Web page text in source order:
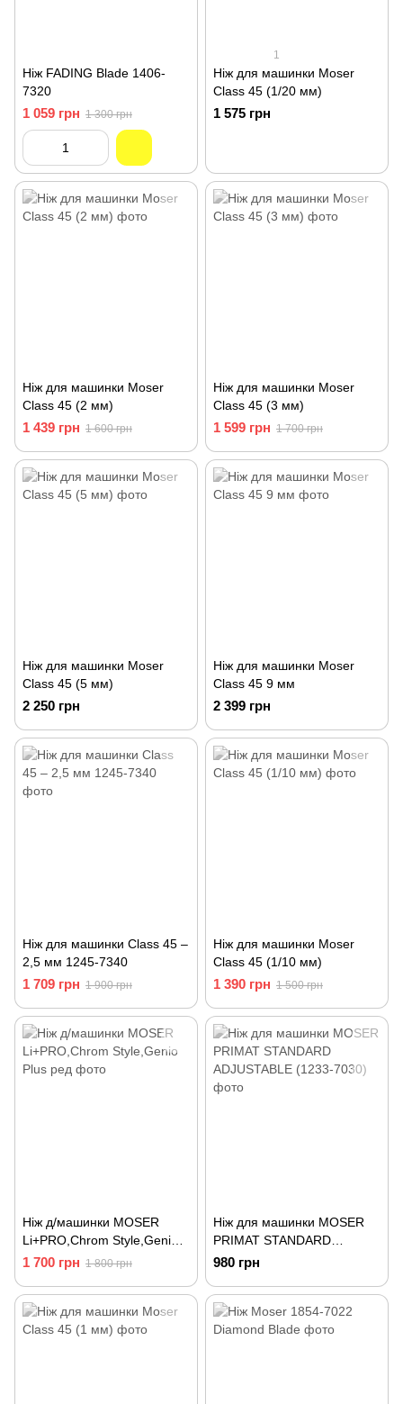
Ніж FADING Blade 1406-
7320
1 059 грн 1 300 грн
1
Ніж для машинки Moser
Class 45 (1/20 мм)
1 575 грн
Ніж для машинки Moser
Class 45 (2 мм)
1 439 грн 1 600 грн
Ніж для машинки Moser
Class 45 (3 мм)
1 599 грн 1 700 грн
Ніж для машинки Moser
Class 45 (5 мм)
2 250 грн
Ніж для машинки Moser
Class 45 9 мм
2 399 грн
Ніж для машинки Class 45 –
2,5 мм 1245-7340
1 709 грн 1 900 грн
Ніж для машинки Moser
Class 45 (1/10 мм)
1 390 грн 1 500 грн
Ніж д/машинки MOSER
Li+PRO,Chrom Style,Genio
Plus ред
1 700 грн 1 800 грн
Ніж для машинки MOSER
PRIMAT STANDARD
ADJUSTABLE (1233-7030)
980 грн